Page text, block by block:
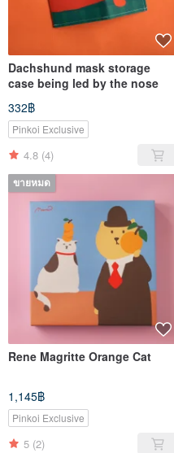
Dachshund mask storage
case being led by the nose
332฿
Pinkoi Exclusive
4.8 (4)
ขายหมด
Rene Magritte Orange Cat
1,145฿
Pinkoi Exclusive
5 (2)